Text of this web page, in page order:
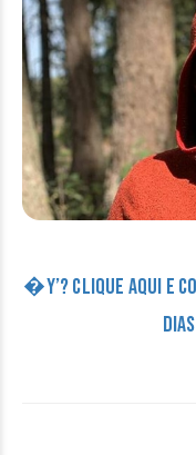
�Y’? CLIQUE AQUI E